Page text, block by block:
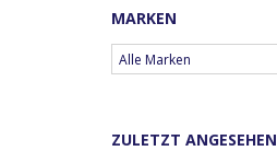
MARKEN
ZULETZT ANGESEHEN